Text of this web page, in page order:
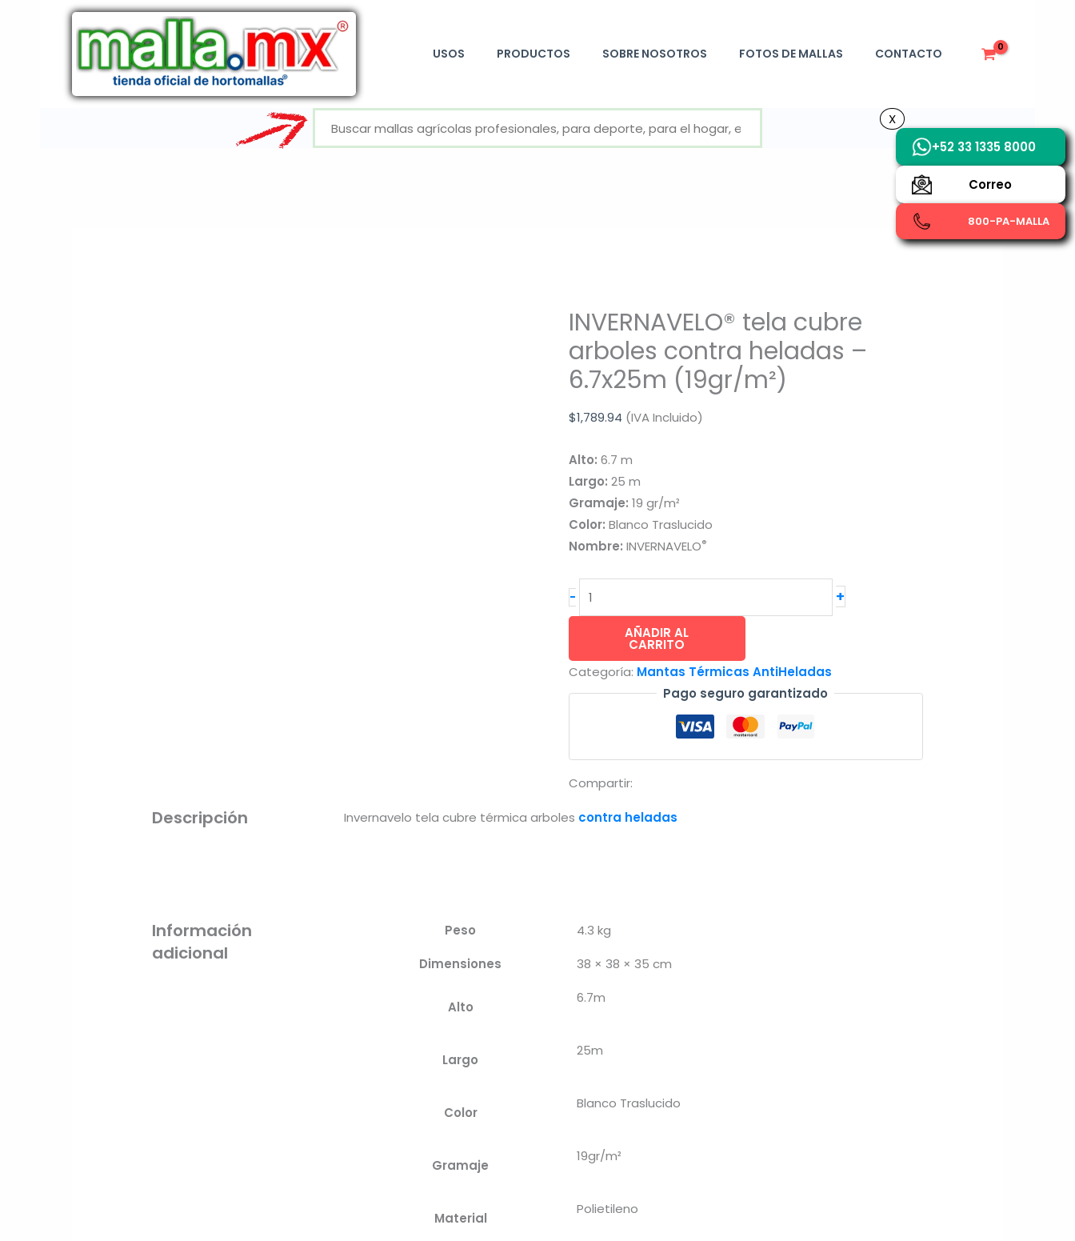
USOS PRODUCTOS SOBRE NOSOTROS FOTOS DE MALLAS CONTACTO
INVERNAVELO® tela cubre
arboles contra heladas –
6.7x25m (19gr/m²)
$1,789.94 (IVA Incluido)
Alto: 6.7 m
Largo: 25 m
Gramaje: 19 gr/m²
Color: Blanco Traslucido
Nombre: INVERNAVELO®
-
contra
heladas
(19gr/m²)
cantidad
+
AÑADIR AL
CARRITO
Categoría: Mantas Térmicas AntiHeladas
Pago seguro garantizado
Compartir:
Descripción Invernavelo tela cubre térmica arboles contra heladas
Información
adicional
Peso
4.3 kg
Dimensiones
38 × 38 × 35 cm
Alto
6.7m
Largo
25m
Color
Blanco Traslucido
Gramaje
19gr/m²
Material
Polietileno
X
+52 33 1335 8000
Correo
800-PA-MALLA
X